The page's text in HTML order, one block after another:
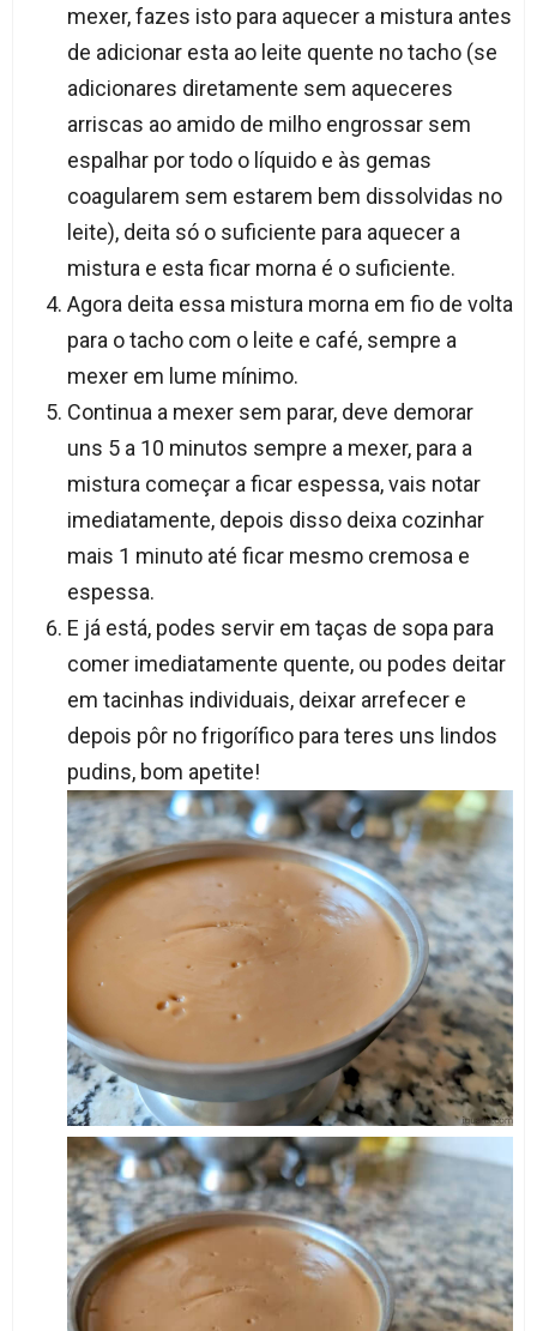
mexer, fazes isto para aquecer a mistura antes
de adicionar esta ao leite quente no tacho (se
adicionares diretamente sem aqueceres
arriscas ao amido de milho engrossar sem
espalhar por todo o líquido e às gemas
coagularem sem estarem bem dissolvidas no
leite), deita só o suficiente para aquecer a
mistura e esta ficar morna é o suficiente.​
Agora deita essa mistura morna em fio de volta
para o tacho com o leite e café, sempre a
mexer em lume mínimo.​
Continua a mexer sem parar, deve demorar
uns 5 a 10 minutos sempre a mexer, para a
mistura começar a ficar espessa, vais notar
imediatamente, depois disso deixa cozinhar
mais 1 minuto até ficar mesmo cremosa e
espessa.​
E já está, podes servir em taças de sopa para
comer imediatamente quente, ou podes deitar
em tacinhas individuais, deixar arrefecer e
depois pôr no frigorífico para teres uns lindos
pudins, bom apetite!​